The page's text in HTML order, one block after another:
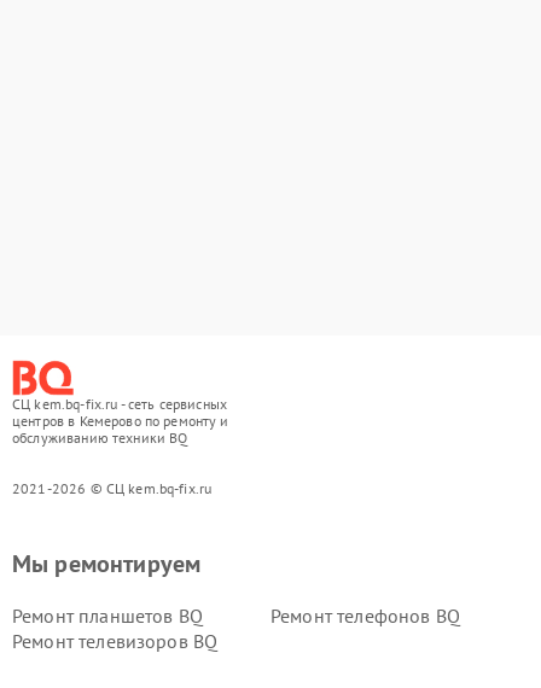
СЦ kem.bq-fix.ru - сеть сервисных
центров в Кемерово по ремонту и
обслуживанию техники BQ
2021-2026 © СЦ kem.bq-fix.ru
Мы ремонтируем
Ремонт планшетов BQ
Ремонт телефонов BQ
Ремонт телевизоров BQ